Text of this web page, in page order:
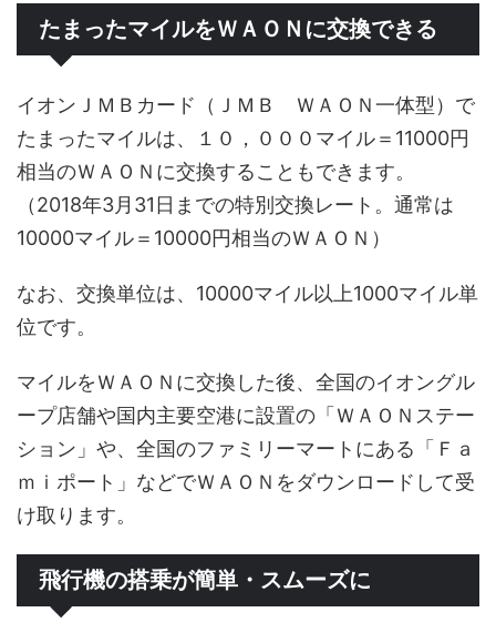
たまったマイルをＷＡＯＮに交換できる
イオンＪＭＢカード（ＪＭＢ ＷＡＯＮ一体型）で
たまったマイルは、１０，０００マイル＝11000円
相当のＷＡＯＮに交換することもできます。
（2018年3月31日までの特別交換レート。通常は
10000マイル＝10000円相当のＷＡＯＮ）
なお、交換単位は、10000マイル以上1000マイル単
位です。
マイルをＷＡＯＮに交換した後、全国のイオングル
ープ店舗や国内主要空港に設置の「ＷＡＯＮステー
ション」や、全国のファミリーマートにある「Ｆａ
ｍｉポート」などでＷＡＯＮをダウンロードして受
け取ります。
飛行機の搭乗が簡単・スムーズに